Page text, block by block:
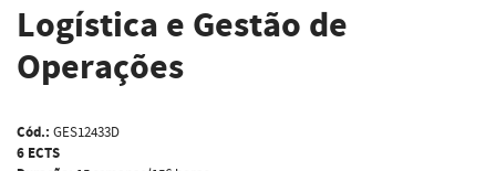
Logística e Gestão de
Operações
Cód.: GES12433D
6 ECTS